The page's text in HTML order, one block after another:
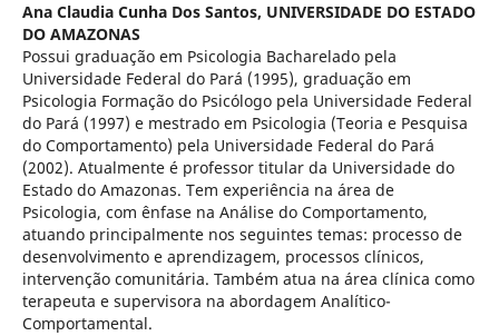
Ana Claudia Cunha Dos Santos, UNIVERSIDADE DO ESTADO
DO AMAZONAS
Possui graduação em Psicologia Bacharelado pela
Universidade Federal do Pará (1995), graduação em
Psicologia Formação do Psicólogo pela Universidade Federal
do Pará (1997) e mestrado em Psicologia (Teoria e Pesquisa
do Comportamento) pela Universidade Federal do Pará
(2002). Atualmente é professor titular da Universidade do
Estado do Amazonas. Tem experiência na área de
Psicologia, com ênfase na Análise do Comportamento,
atuando principalmente nos seguintes temas: processo de
desenvolvimento e aprendizagem, processos clínicos,
intervenção comunitária. Também atua na área clínica como
terapeuta e supervisora na abordagem Analítico-
Comportamental.